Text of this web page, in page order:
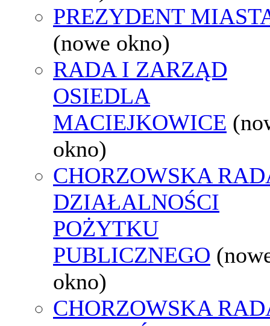
PREZYDENT
(nowe okno)
RADA I ZARZĄD
OSIEDLA
MACIEJKOWICE
okno)
CHORZOWSKA
DZIAŁALNOŚCI
POŻYTKU
PUBLICZNEGO
okno)
CHORZOWSKA